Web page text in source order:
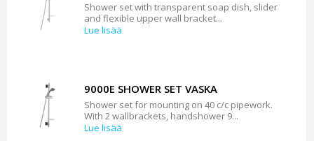
Shower set with transparent soap dish, slider
and flexible upper wall bracket...
Lue lisää
9000E SHOWER SET VASKA
Shower set for mounting on 40 c/c pipework.
With 2 wallbrackets, handshower 9...
Lue lisää